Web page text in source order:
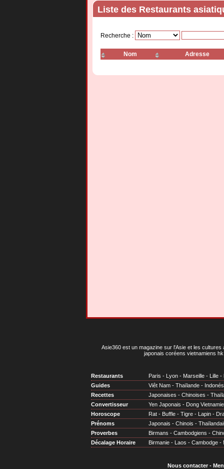
Liste des Restaurants
Recherche :
Nom Adresse
Asie360 est un magazine sur l'Asie et les cultures
japonais coréens vietnamiens
Restaurants Paris - Lyon - Marseille - Lille -
Guides
Viêt Nam - Thaïlande -
Recettes
Japonaises - Chinoises -
Convertisseur
Yen Japonais - Dong
Horoscope
Rat - Buffle - Tigre - Lapin -
Prénoms
Japonais - Chinois -
Proverbes
Birmans - Cambodgiens -
Décalage Horaire
Birmanie - Laos - Cambodge -
Nous contacter-